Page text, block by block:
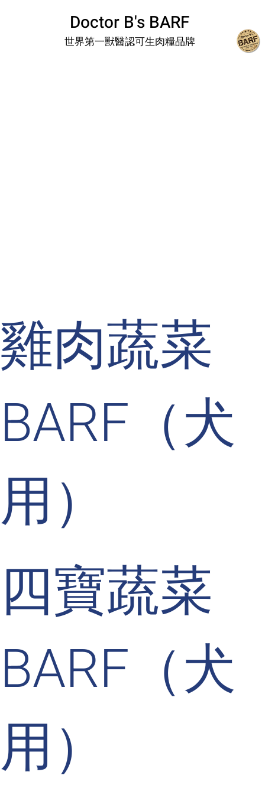
Doctor B's BARF
世界第一獸醫認可生肉糧品牌
雞肉蔬菜
BARF（犬
用）
四寶蔬菜
BARF（犬
用）